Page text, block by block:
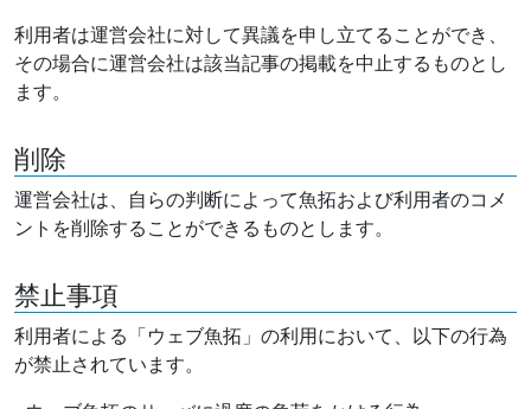
利用者は運営会社に対して異議を申し立てることができ、
その場合に運営会社は該当記事の掲載を中止するものとし
ます。
削除
運営会社は、自らの判断によって魚拓および利用者のコメ
ントを削除することができるものとします。
禁止事項
利用者による「ウェブ魚拓」の利用において、以下の行為
が禁止されています。